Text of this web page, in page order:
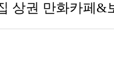
상권 만화카페